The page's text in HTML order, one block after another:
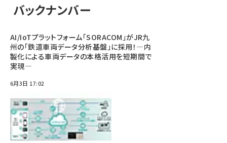
バックナンバー
AI/IoTプラットフォーム「SORACOM」がJR九
州の「鉄道車両データ分析基盤」に採用！―内
製化による車両データの本格活用を短期間で
実現―
6月3日 17:02